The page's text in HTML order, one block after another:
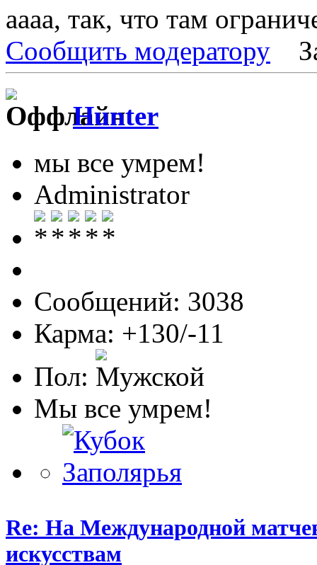
аааа, так, что там
Сообщить модератору
Hunter
мы все умрем!
Administrator
Сообщений: 3038
Карма: +130/-11
Пол:
Мы все умрем!
Re: На Международной
искусствам